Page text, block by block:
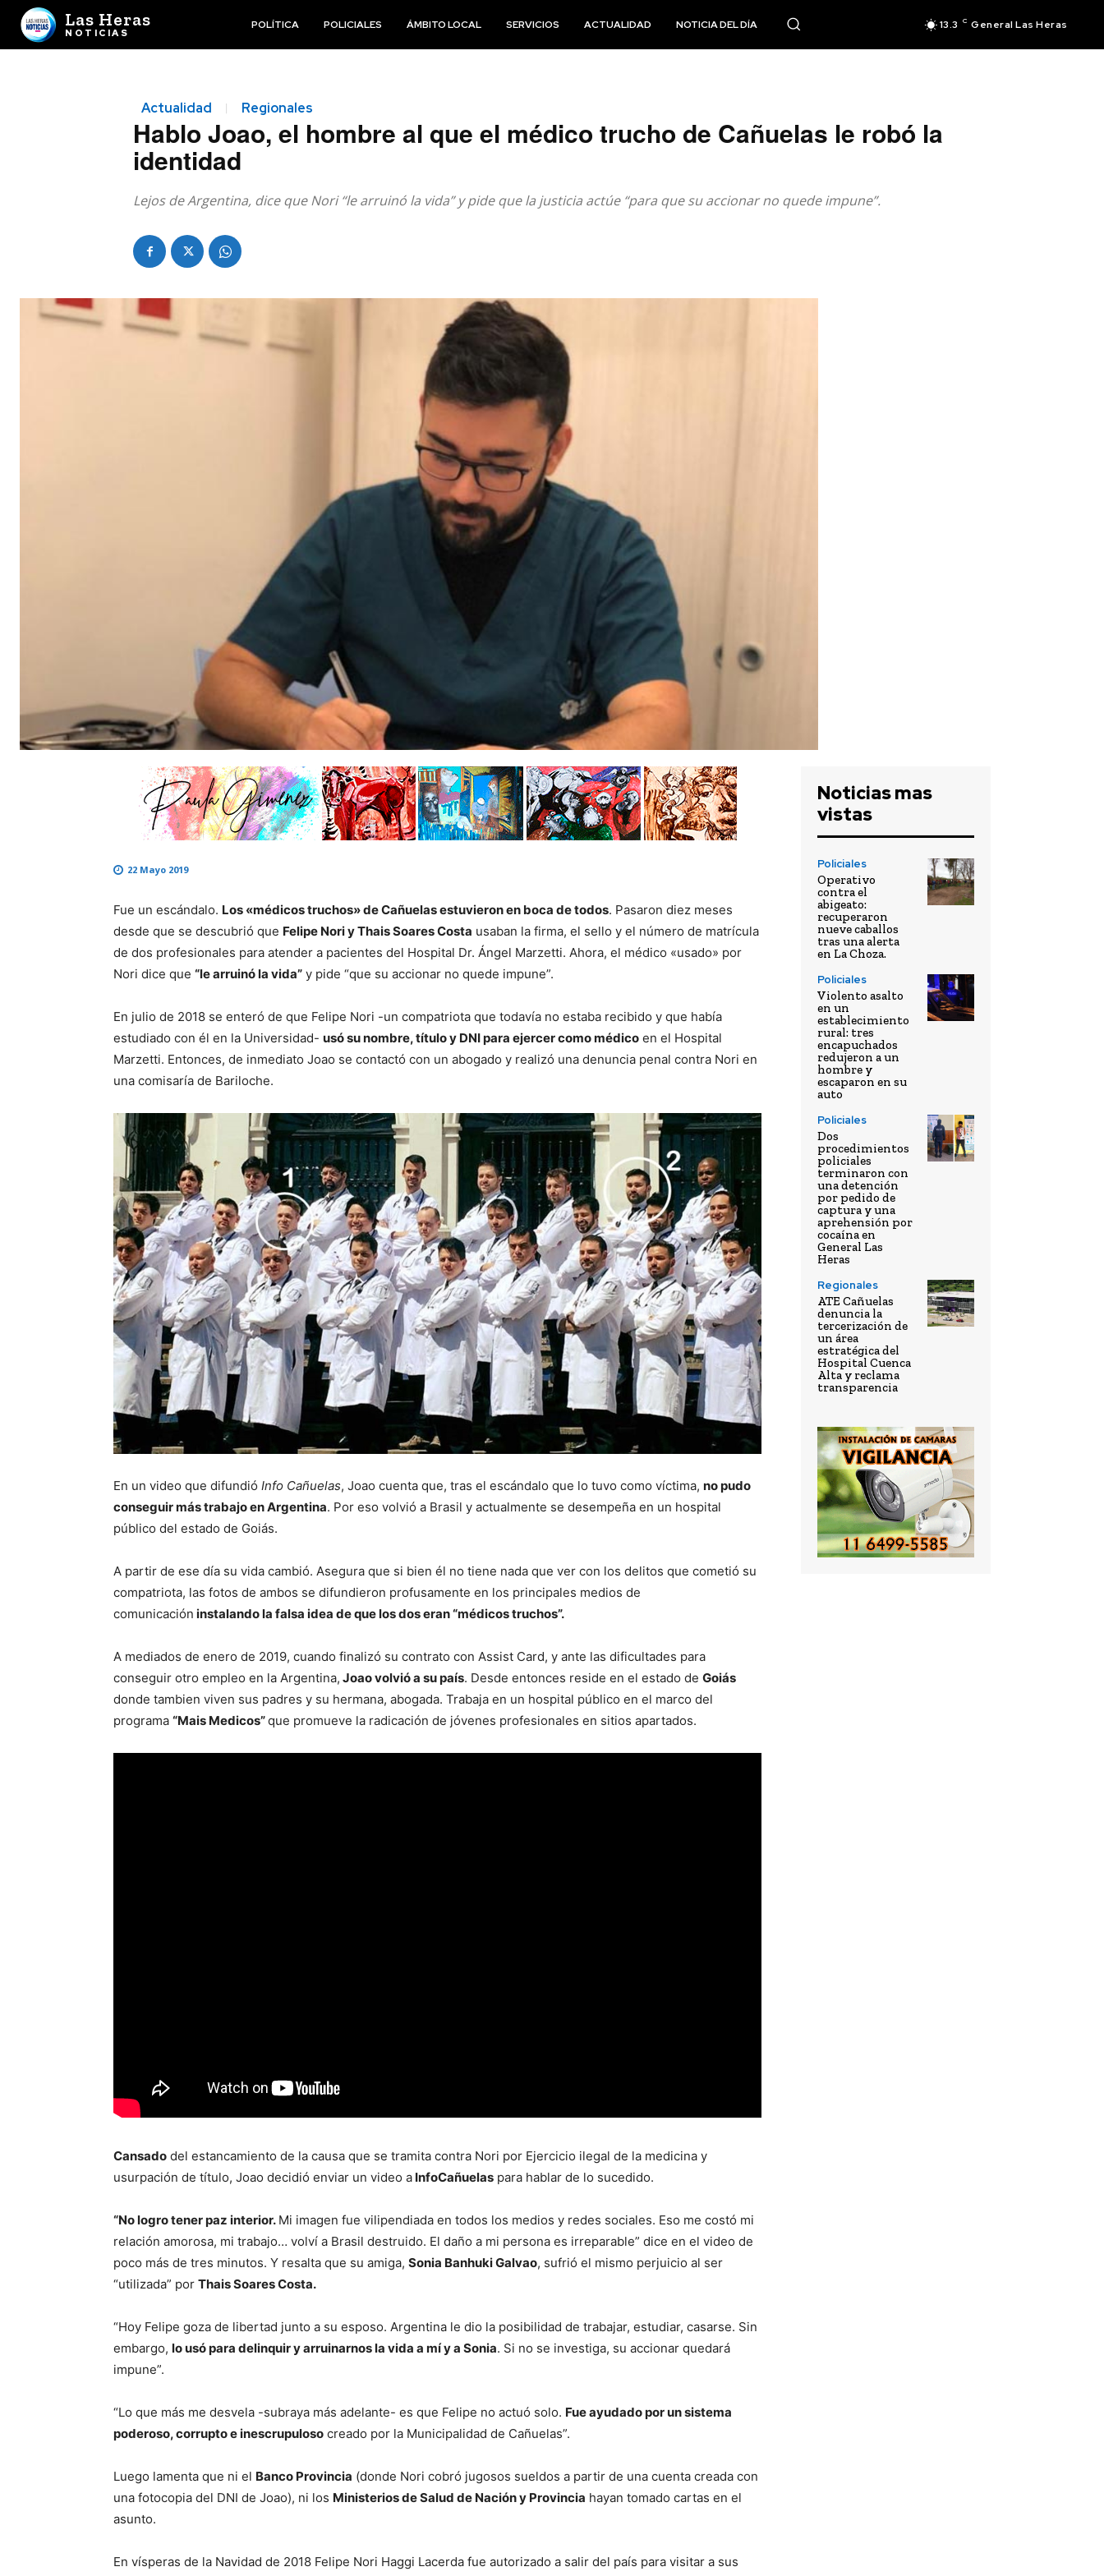
Las Heras
NOTICIAS
POLÍTICA POLICIALES ÁMBITO LOCAL SERVICIOS ACTUALIDAD NOTICIA DEL DÍA 13.3 C General Las Heras
Actualidad Regionales
Hablo Joao, el hombre al que el médico trucho de Cañuelas le robó la
identidad
Lejos de Argentina, dice que Nori “le arruinó la vida” y pide que la justicia actúe “para que su accionar no quede impune”.
22 Mayo 2019
Fue un escándalo. Los «médicos truchos» de Cañuelas estuvieron en boca de todos. Pasaron diez meses
desde que se descubrió que Felipe Nori y Thais Soares Costa usaban la firma, el sello y el número de matrícula
de dos profesionales para atender a pacientes del Hospital Dr. Ángel Marzetti. Ahora, el médico «usado» por
Nori dice que “le arruinó la vida” y pide “que su accionar no quede impune”.
En julio de 2018 se enteró de que Felipe Nori -un compatriota que todavía no estaba recibido y que había
estudiado con él en la Universidad- usó su nombre, título y DNI para ejercer como médico en el Hospital
Marzetti. Entonces, de inmediato Joao se contactó con un abogado y realizó una denuncia penal contra Nori en
una comisaría de Bariloche.
En un video que difundió Info Cañuelas, Joao cuenta que, tras el escándalo que lo tuvo como víctima, no pudo
conseguir más trabajo en Argentina. Por eso volvió a Brasil y actualmente se desempeña en un hospital
público del estado de Goiás.
A partir de ese día su vida cambió. Asegura que si bien él no tiene nada que ver con los delitos que cometió su
compatriota, las fotos de ambos se difundieron profusamente en los principales medios de
comunicación instalando la falsa idea de que los dos eran “médicos truchos”.
A mediados de enero de 2019, cuando finalizó su contrato con Assist Card, y ante las dificultades para
conseguir otro empleo en la Argentina, Joao volvió a su país. Desde entonces reside en el estado de Goiás
donde tambien viven sus padres y su hermana, abogada. Trabaja en un hospital público en el marco del
programa “Mais Medicos”que promueve la radicación de jóvenes profesionales en sitios apartados.
Cansado del estancamiento de la causa que se tramita contra Nori por Ejercicio ilegal de la medicina y
usurpación de título, Joao decidió enviar un video a InfoCañuelas para hablar de lo sucedido.
“No logro tener paz interior. Mi imagen fue vilipendiada en todos los medios y redes sociales. Eso me costó mi
relación amorosa, mi trabajo… volví a Brasil destruido. El daño a mi persona es irreparable” dice en el video de
poco más de tres minutos. Y resalta que su amiga, Sonia Banhuki Galvao, sufrió el mismo perjuicio al ser
“utilizada” por Thais Soares Costa.
“Hoy Felipe goza de libertad junto a su esposo. Argentina le dio la posibilidad de trabajar, estudiar, casarse. Sin
embargo, lo usó para delinquir y arruinarnos la vida a mí y a Sonia. Si no se investiga, su accionar quedará
impune”.
“Lo que más me desvela -subraya más adelante- es que Felipe no actuó solo. Fue ayudado por un sistema
poderoso, corrupto e inescrupuloso creado por la Municipalidad de Cañuelas”.
Luego lamenta que ni el Banco Provincia (donde Nori cobró jugosos sueldos a partir de una cuenta creada con
una fotocopia del DNI de Joao), ni los Ministerios de Salud de Nación y Provincia hayan tomado cartas en el
asunto.
En vísperas de la Navidad de 2018 Felipe Nori Haggi Lacerda fue autorizado a salir del país para visitar a sus
Noticias mas
vistas
Policiales
Operativo
contra el
abigeato:
recuperaron
nueve caballos
tras una alerta
en La Choza.
Policiales
Violento asalto
en un
establecimiento
rural: tres
encapuchados
redujeron a un
hombre y
escaparon en su
auto
Policiales
Dos
procedimientos
policiales
terminaron con
una detención
por pedido de
captura y una
aprehensión por
cocaína en
General Las
Heras
Regionales
ATE Cañuelas
denuncia la
tercerización de
un área
estratégica del
Hospital Cuenca
Alta y reclama
transparencia